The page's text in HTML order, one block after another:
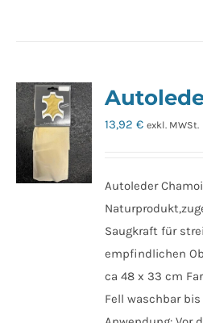
auf.
Die
auf
der
Produktseite
gewählt
werden
13,92€ exkl. MWSt.
Autoleder
Saugkraft für
empfindlichen
ca 48 x 33 cm
Fell waschbar